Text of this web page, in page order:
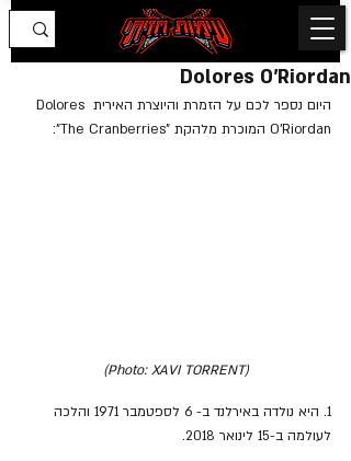
Dolores O'Riordan
היום נספר לכם על הזמרת והיוצרת האירית Dolores
O'Riordan המוכרת מלהקת "The Cranberries":
(Photo: XAVI TORRENT)
1. היא נולדה באירלנד ב- 6 לספטמבר 1971 והלכה
לעולמה ב-15 לינואר 2018.